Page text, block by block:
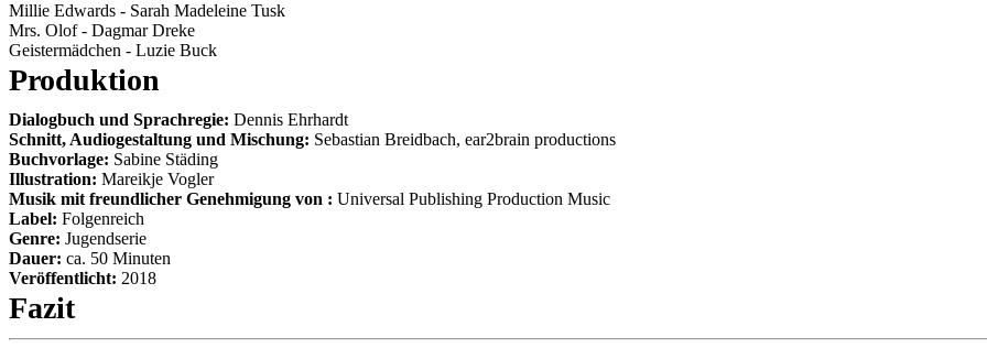
Millie Edwards - Sarah Madeleine Tusk
Mrs. Olof- Dagmar Dreke
Geistermädchen - Luzie Buck
Produktion
Dialogbuch und Sprachregie: Dennis Ehrhardt
Schnitt, Audiogestaltung und Mischung: Sebastian Breidbach, ear2brain productions
Buchvorlage: Sabine Städing
Illustration: Mareikje Vogler
Musik mit freundlicher Genehmigung von : Universal Publishing Production Music
Label: Folgenreich
Genre: Jugendserie
Dauer: ca. 50 Minuten
Veröffentlicht: 2018
Fazit